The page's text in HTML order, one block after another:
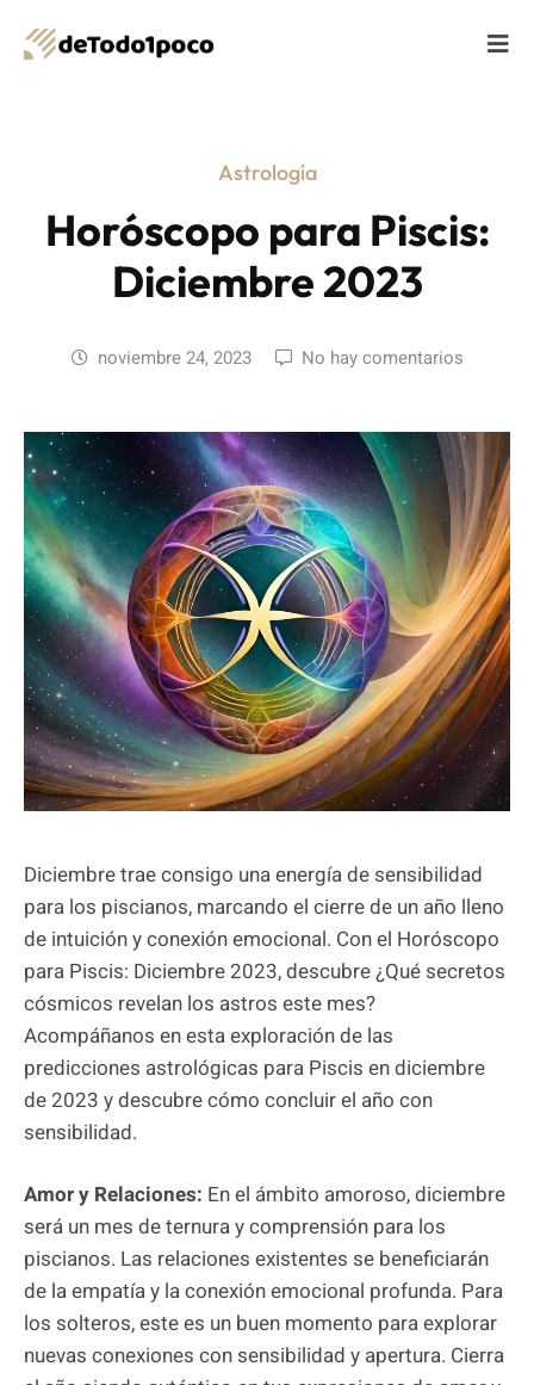
Astrología
Horóscopo para Piscis:
Diciembre 2023
noviembre 24, 2023 No hay comentarios
Diciembre trae consigo una energía de sensibilidad
para los piscianos, marcando el cierre de un año lleno
de intuición y conexión emocional. Con el Horóscopo
para Piscis: Diciembre 2023, descubre ¿Qué secretos
cósmicos revelan los astros este mes?
Acompáñanos en esta exploración de las
predicciones astrológicas para Piscis en diciembre
de 2023 y descubre cómo concluir el año con
sensibilidad.
Amor y Relaciones: En el ámbito amoroso, diciembre
será un mes de ternura y comprensión para los
piscianos. Las relaciones existentes se beneficiarán
de la empatía y la conexión emocional profunda. Para
los solteros, este es un buen momento para explorar
nuevas conexiones con sensibilidad y apertura. Cierra